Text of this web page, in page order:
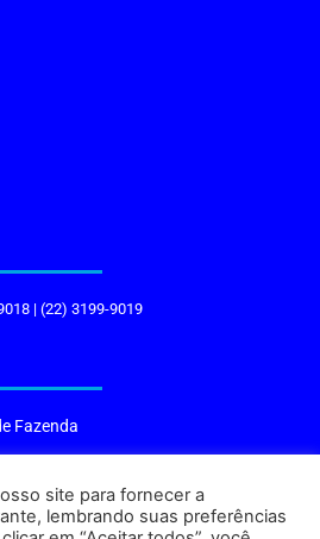
| (22) 3199-9019
Fazenda
site para fornecer a
lembrando suas preferências